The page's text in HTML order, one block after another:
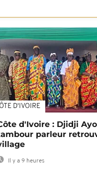
D'IVOIRE
d'Ivoire : Djidji
parleur
Il y a 9 heures